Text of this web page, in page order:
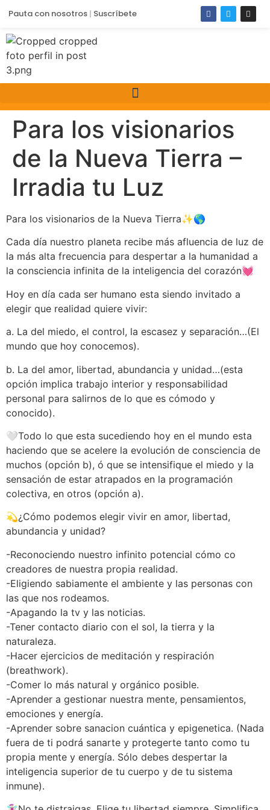
Pauta con nosotros Suscríbete
Para los visionarios
de la Nueva Tierra –
Irradia tu Luz
Para los visionarios de la Nueva Tierra✨🌎
Cada día nuestro planeta recibe más afluencia de luz de
la más alta frecuencia para despertar a la humanidad a
la consciencia infinita de la inteligencia del corazón💓
Hoy en día cada ser humano esta siendo invitado a
elegir que realidad quiere vivir:
a. La del miedo, el control, la escasez y separación…(El
mundo que hoy conocemos).
b. La del amor, libertad, abundancia y unidad…(esta
opción implica trabajo interior y responsabilidad
personal para salirnos de lo que es cómodo y
conocido).
🤍Todo lo que esta sucediendo hoy en el mundo esta
haciendo que se acelere la evolución de consciencia de
muchos (opción b), ó que se intensifique el miedo y la
sensación de estar atrapados en la programación
colectiva, en otros (opción a).
💫¿Cómo podemos elegir vivir en amor, libertad,
abundancia y unidad?
-Reconociendo nuestro infinito potencial cómo co
creadores de nuestra propia realidad.
-Eligiendo sabiamente el ambiente y las personas con
las que nos rodeamos.
-Apagando la tv y las noticias.
-Tener contacto diario con el sol, la tierra y la
naturaleza.
-Hacer ejercicios de meditación y respiración
(breathwork).
-Comer lo más natural y orgánico posible.
-Aprender a gestionar nuestra mente, pensamientos,
emociones y energía.
-Aprender sobre sanacion cuántica y epigenetica. (Nada
fuera de ti podrá sanarte y protegerte tanto como tu
propia mente y energía. Sólo debes despertar la
inteligencia superior de tu cuerpo y de tu sistema
inmune).